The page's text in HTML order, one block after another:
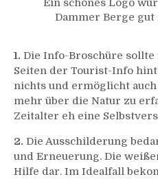
Ein schönes Logo
Dammer Berge gut
1. Die Info-Broschüre sollte
Seiten der Tourist-Info
nichts und ermöglicht
mehr über die Natur zu
Zeitalter eh eine
2. Die Ausschilderung
und Erneuerung. Die
Hilfe dar. Im Idealfall